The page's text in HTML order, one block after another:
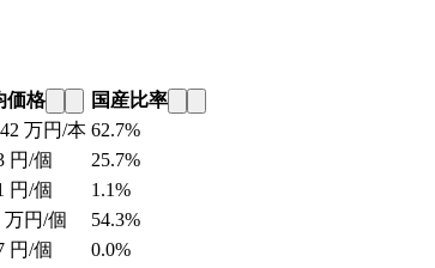
価格
国産比率
万円/本 62.7%
円/個
25.7%
円/個
1.1%
万円/個
54.3%
円/個
0.0%